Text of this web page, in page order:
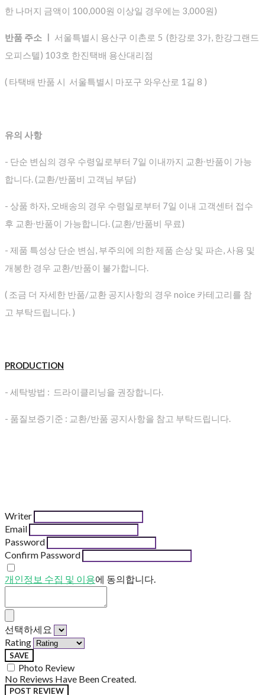
한 나머지 금액이 100,000원 이상일 경우에는 3,000원)
반품 주소 ㅣ 서울특별시 용산구 이촌로 5 (한강로 3가, 한강그랜드
오피스텔) 103호 한진택배 용산대리점
( 타택배 반품 시 서울특별시 마포구 와우산로 1길 8 )
유의 사항
- 단순 변심의 경우 수령일로부터 7일 이내까지 교환∙반품이 가능
합니다. (교환/반품비 고객님 부담)
- 상품 하자, 오배송의 경우 수령일로부터 7일 이내 고객센터 접수
후 교환∙반품이 가능합니다. (교환/반품비 무료)
- 제품 특성상 단순 변심, 부주의에 의한 제품 손상 및 파손, 사용 및
개봉한 경우 교환/반품이 불가합니다.
( 조금 더 자세한 반품/교환 공지사항의 경우 noice 카테고리를 참
고 부탁드립니다. )
PRODUCTION
- 세탁방법 : 드라이클리닝을 권장합니다.
- 품질보증기준 : 교환/반품 공지사항을 참고 부탁드립니다.
Writer
Email
Password
Confirm Password
개인정보 수집 및 이용에 동의합니다.
선택하세요
Rating
SAVE
Photo Review
No Reviews Have Been Created.
POST REVIEW